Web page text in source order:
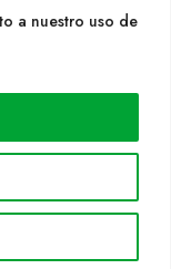
a nuestro uso de